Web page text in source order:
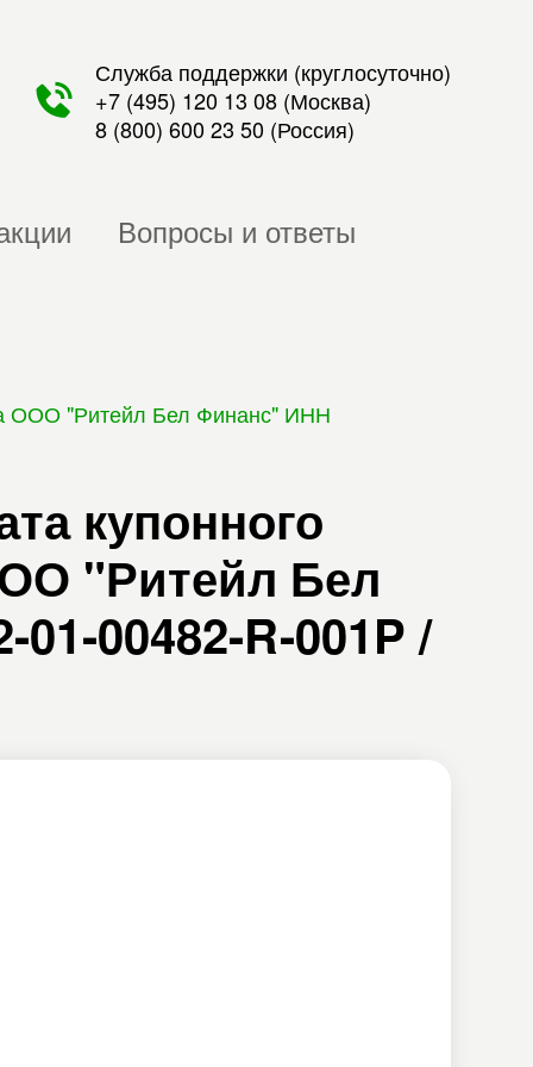
Служба поддержки (круглосуточно)
+7 (495) 120 13 08 (Москва)
8 (800) 600 23 50 (Россия)
Вопросы и ответы
ООО "Ритейл Бел Финанс" ИНН
купонного
"Ритейл Бел
00482-R-001P /